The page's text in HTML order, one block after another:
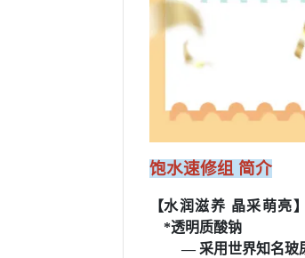
饱水速修组 简介
【水润滋养 晶采萌亮】
*透明质酸钠
— 采用世界知名玻尿